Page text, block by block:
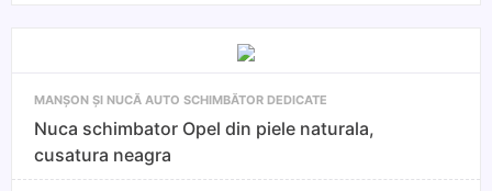
MANȘON ȘI NUCĂ AUTO SCHIMBĂTOR DEDICATE
Nuca schimbator Opel din piele naturala,
cusatura neagra